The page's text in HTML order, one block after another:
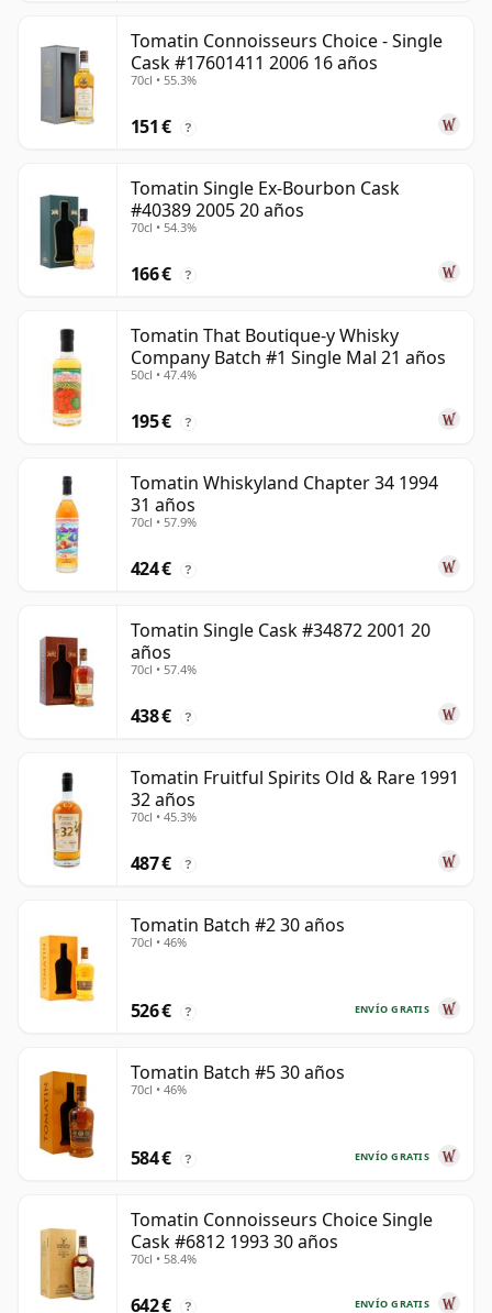
Tomatin Connoisseurs Choice - Single
Cask #17601411 2006 16 años
70cl • 55.3%
151 € ?
Tomatin Single Ex-Bourbon Cask
#40389 2005 20 años
70cl • 54.3%
166 € ?
Tomatin That Boutique-y Whisky
Company Batch #1 Single Mal 21 años
50cl • 47.4%
195 € ?
Tomatin Whiskyland Chapter 34 1994
31 años
70cl • 57.9%
424 € ?
Tomatin Single Cask #34872 2001 20
años
70cl • 57.4%
438 € ?
Tomatin Fruitful Spirits Old & Rare 1991
32 años
70cl • 45.3%
487 € ?
Tomatin Batch #2 30 años
70cl • 46%
ENVÍO GRATIS
526 € ?
Tomatin Batch #5 30 años
70cl • 46%
ENVÍO GRATIS
584 € ?
Tomatin Connoisseurs Choice Single
Cask #6812 1993 30 años
70cl • 58.4%
ENVÍO GRATIS
642 € ?